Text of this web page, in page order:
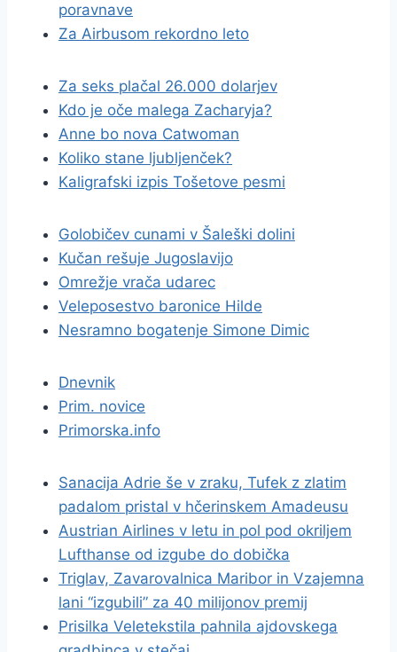
poravnave
Za Airbusom rekordno leto
Za seks plačal 26.000 dolarjev
Kdo je oče malega Zacharyja?
Anne bo nova Catwoman
Koliko stane ljubljenček?
Kaligrafski izpis Tošetove pesmi
Golobičev cunami v Šaleški dolini
Kučan rešuje Jugoslavijo
Omrežje vrača udarec
Veleposestvo baronice Hilde
Nesramno bogatenje Simone Dimic
Dnevnik
Prim. novice
Primorska.info
Sanacija Adrie še v zraku, Tufek z zlatim
padalom pristal v hčerinskem Amadeusu
Austrian Airlines v letu in pol pod okriljem
Lufthanse od izgube do dobička
Triglav, Zavarovalnica Maribor in Vzajemna
lani “izgubili” za 40 milijonov premij
Prisilka Veletekstila pahnila ajdovskega